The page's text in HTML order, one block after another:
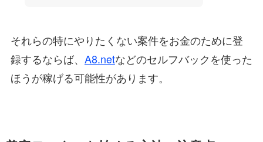
それらの特にやりたくない案件をお金のために登
録するならば、 A8.netなどのセルフバックを使った
ほうが稼げる可能性があります。